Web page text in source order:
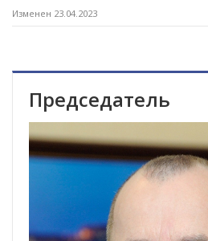
Изменен 23.04.2023
Председатель